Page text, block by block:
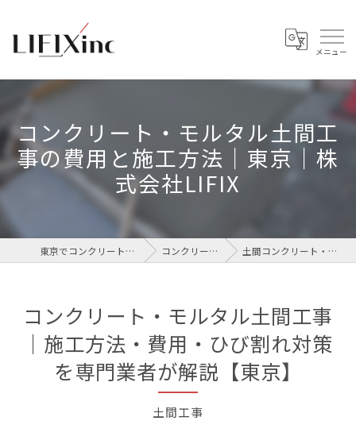
コンクリート・モルタル土間工
事の費用と施工方法｜東京｜株
式会社LIFIX
東京でコンクリートなら株式会社LIFIX コンクリート補修工事 土間コンクリート・土間モルタル工事
コンクリート・モルタル土間工事
｜施工方法・費用・ひび割れ対策
を専門業者が解説【東京】
土間工事